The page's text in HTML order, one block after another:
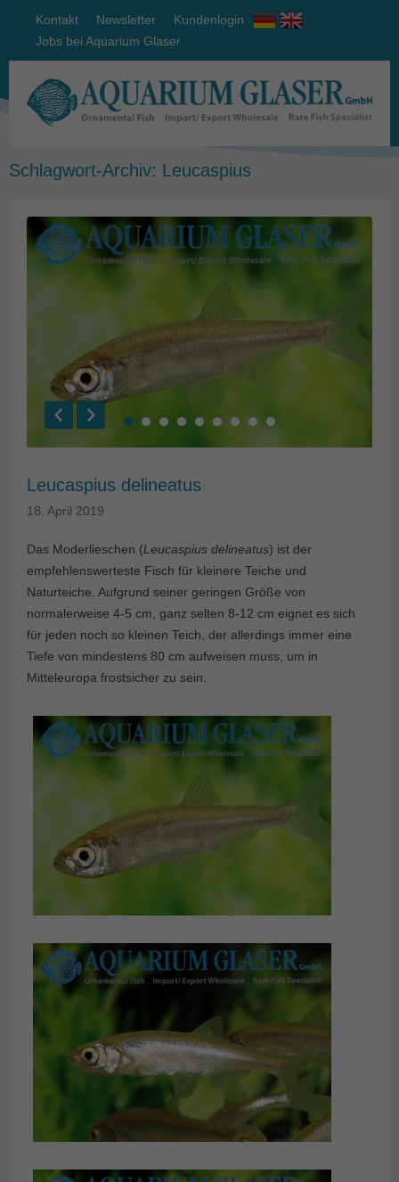
Kontakt Newsletter
Kundenlogin
Jobs bei Aquarium Glaser
Schlagwort-Archiv: Leucaspius
Leucaspius delineatus
18. April 2019
Das Moderlieschen (Leucaspius delineatus) ist der
empfehlenswerteste Fisch für kleinere Teiche und
Naturteiche. Aufgrund seiner geringen Größe von
normalerweise 4-5 cm, ganz selten 8-12 cm eignet es sich
für jeden noch so kleinen Teich, der allerdings immer eine
Tiefe von mindestens 80 cm aufweisen muss, um in
Mitteleuropa frostsicher zu sein.